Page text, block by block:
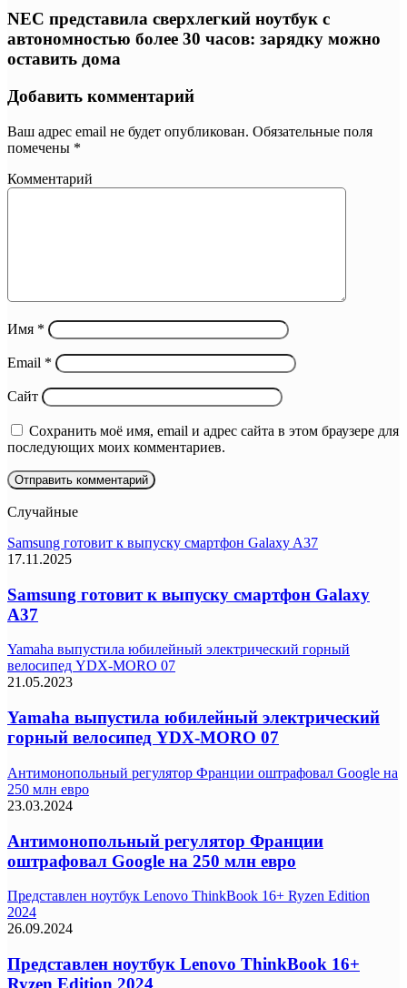
NEC представила сверхлегкий ноутбук с
автономностью более 30 часов: зарядку можно
оставить дома
Добавить комментарий
Ваш адрес email не будет опубликован. Обязательные поля
помечены *
Комментарий
Имя *
Email *
Сайт
Сохранить моё имя, email и адрес сайта в этом браузере для
последующих моих комментариев.
Случайные
Samsung готовит к выпуску смартфон Galaxy A37
17.11.2025
Samsung готовит к выпуску смартфон Galaxy
A37
Yamaha выпустила юбилейный электрический горный
велосипед YDX-MORO 07
21.05.2023
Yamaha выпустила юбилейный электрический
горный велосипед YDX-MORO 07
Антимонопольный регулятор Франции оштрафовал Google на
250 млн евро
23.03.2024
Антимонопольный регулятор Франции
оштрафовал Google на 250 млн евро
Представлен ноутбук Lenovo ThinkBook 16+ Ryzen Edition
2024
26.09.2024
Представлен ноутбук Lenovo ThinkBook 16+
Ryzen Edition 2024